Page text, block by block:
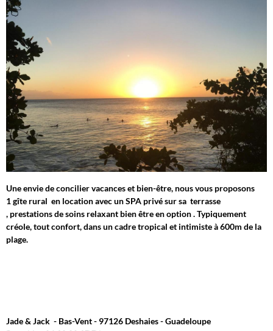
Une envie de concilier vacances et bien-être, nous vous proposons
1 gîte rural en location avec un SPA privé sur sa terrasse
, prestations de soins relaxant bien être en option . Typiquement
créole, tout confort, dans un cadre tropical et intimiste à 600m de la
plage.
Jade & Jack - Bas-Vent - 97126 Deshaies - Guadeloupe